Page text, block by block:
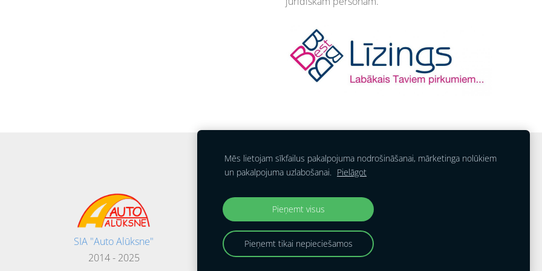
SIA "Auto Alūksne"
2014 - 2025
Mēs lietojam sīkfailus pakalpojuma nodrošināšanai, mārketinga nolūkiem
un pakalpojuma uzlabošanai. Pielāgot
Pieņemt visus
Pieņemt tikai nepieciešamos